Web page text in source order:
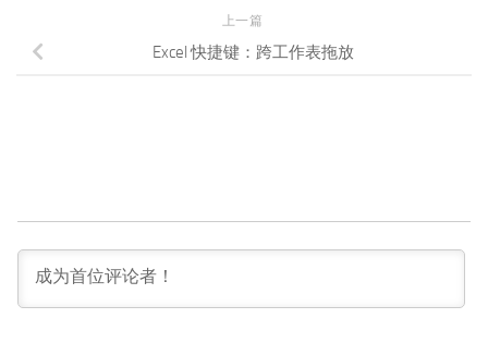
上一篇
Excel 快捷键：跨工作表拖放